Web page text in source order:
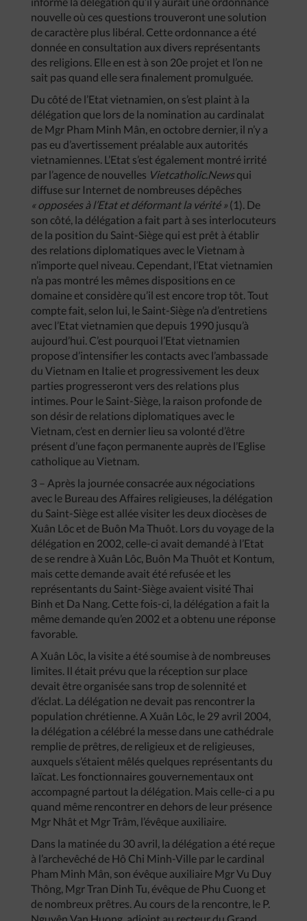
nouvelle où ces questions trouveront une solution
de caractère plus libéral. Cette ordonnance a été
donnée en consultation aux divers représentants
des religions. Elle en est à son 20e projet et l’on ne
sait pas quand elle sera finalement promulguée.
Du côté de l’Etat vietnamien, on s’est plaint à la
délégation que lors de la nomination au cardinalat
de Mgr Pham Minh Mân, en octobre dernier, il n’y a
pas eu d’avertissement préalable aux autorités
vietnamiennes. L’Etat s’est également montré irrité
par l’agence de nouvelles Vietcatholic.Newsqui
diffuse sur Internet de nombreuses dépêches
« opposées à l’Etat et déformant la vérité » (1). De
son côté, la délégation a fait part à ses interlocuteurs
de la position du Saint-Siège qui est prêt à établir
des relations diplomatiques avec le Vietnam à
n’importe quel niveau. Cependant, l’Etat vietnamien
n’a pas montré les mêmes dispositions en ce
domaine et considère qu’il est encore trop tôt. Tout
compte fait, selon lui, le Saint-Siège n’a d’entretiens
avec l’Etat vietnamien que depuis 1990 jusqu’à
aujourd’hui. C’est pourquoi l’Etat vietnamien
propose d’intensifier les contacts avec l’ambassade
du Vietnam en Italie et progressivement les deux
parties progresseront vers des relations plus
intimes. Pour le Saint-Siège, la raison profonde de
son désir de relations diplomatiques avec le
Vietnam, c’est en dernier lieu sa volonté d’être
présent d’une façon permanente auprès de l’Eglise
catholique au Vietnam.
3 – Après la journée consacrée aux négociations
avec le Bureau des Affaires religieuses, la délégation
du Saint-Siège est allée visiter les deux diocèses de
Xuân Lôc et de Buôn Ma Thuôt. Lors du voyage de la
délégation en 2002, celle-ci avait demandé à l’Etat
de se rendre à Xuân Lôc, Buôn Ma Thuôt et Kontum,
mais cette demande avait été refusée et les
représentants du Saint-Siège avaient visité Thai
Binh et Da Nang. Cette fois-ci, la délégation a fait la
même demande qu’en 2002 et a obtenu une réponse
favorable.
A Xuân Lôc, la visite a été soumise à de nombreuses
limites. Il était prévu que la réception sur place
devait être organisée sans trop de solennité et
d’éclat. La délégation ne devait pas rencontrer la
population chrétienne. A Xuân Lôc, le 29 avril 2004,
la délégation a célébré la messe dans une cathédrale
remplie de prêtres, de religieux et de religieuses,
auxquels s’étaient mêlés quelques représentants du
laïcat. Les fonctionnaires gouvernementaux ont
accompagné partout la délégation. Mais celle-ci a pu
quand même rencontrer en dehors de leur présence
Mgr Nhât et Mgr Trâm, l’évêque auxiliaire.
Dans la matinée du 30 avril, la délégation a été reçue
à l’archevêché de Hô Chi Minh-Ville par le cardinal
Pham Minh Mân, son évêque auxiliaire Mgr Vu Duy
Thông, Mgr Tran Dinh Tu, évêque de Phu Cuong et
de nombreux prêtres. Au cours de la rencontre, le P.